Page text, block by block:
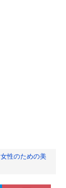
女性のための美